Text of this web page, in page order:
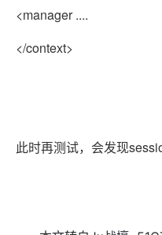
<manager ....
</context>
此时再测试，会发现